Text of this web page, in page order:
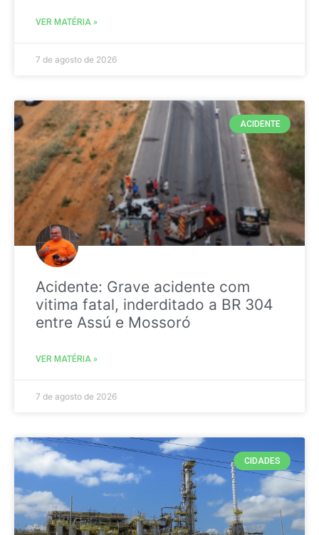
VER MATÉRIA »
7 de agosto de 2026
ACIDENTE
Acidente: Grave acidente com
vitima fatal, inderditado a BR 304
entre Assú e Mossoró
VER MATÉRIA »
7 de agosto de 2026
CIDADES